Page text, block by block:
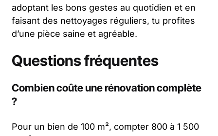
adoptant les bons gestes au quotidien et en
faisant des nettoyages réguliers, tu profites
d’une pièce saine et agréable.
Questions fréquentes
Combien coûte une rénovation complète
?
Pour un bien de 100 m², compter 800 à 1 500